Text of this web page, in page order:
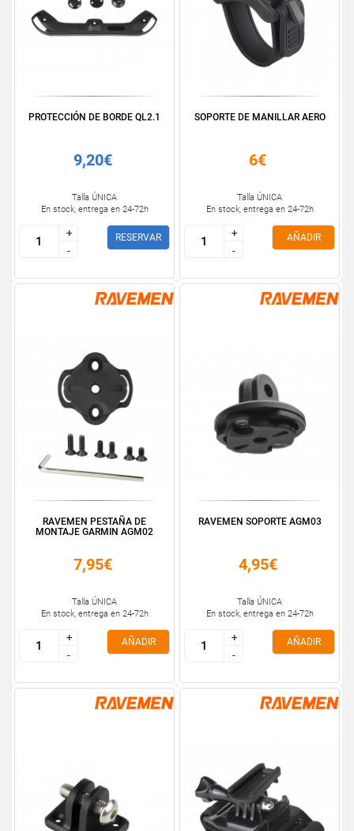
PROTECCIÓN DE BORDE QL2.1
9,20€
Talla ÚNICA
En stock, entrega en 24-72h
+
-
+
-
RESERVAR
SOPORTE DE MANILLAR AERO
6€
Talla ÚNICA
En stock, entrega en 24-72h
+
-
+
-
AÑADIR
RAVEMEN PESTAÑA DE
MONTAJE GARMIN AGM02
7,95€
Talla ÚNICA
En stock, entrega en 24-72h
+
-
+
-
AÑADIR
RAVEMEN SOPORTE AGM03
4,95€
Talla ÚNICA
En stock, entrega en 24-72h
+
-
+
-
AÑADIR